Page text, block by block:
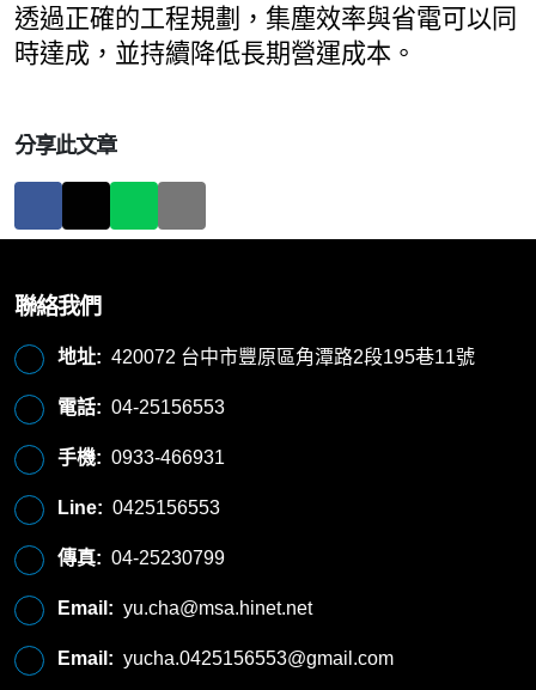
透過正確的工程規劃，集塵效率與省電可以同
時達成，並持續降低長期營運成本。
分享此文章
聯絡我們
地址: 420072 台中市豐原區角潭路2段195巷11號
電話: 04-25156553
手機: 0933-466931
Line: 0425156553
傳真: 04-25230799
Email: yu.cha@msa.hinet.net
Email: yucha.0425156553@gmail.com